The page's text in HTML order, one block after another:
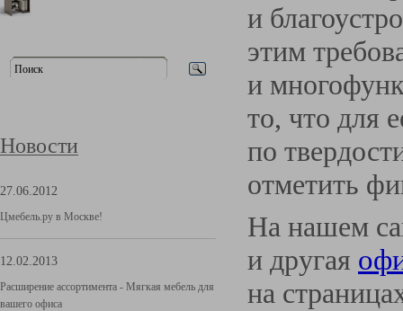
Новости
27.06.2012
Цмебель.ру в Москве!
12.02.2013
Расширение ассортимента - Мягкая мебель для
вашего офиса
и
этим
и
то, что для
по
отметить
На нашем
и другая
на